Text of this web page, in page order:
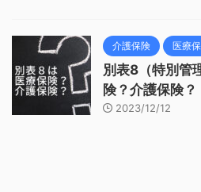
介護保険 医療
別表8（特別管
険？介護保険？
2023/12/12